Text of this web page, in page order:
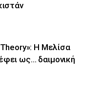
Η Μελίσα
ως… δαιμονική